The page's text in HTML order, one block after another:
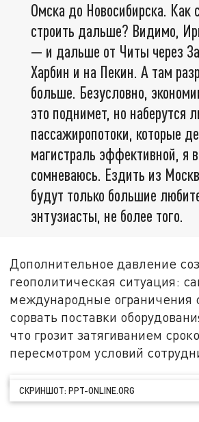
Омска до Новосибирска. Как
строить дальше? Видимо,
— и дальше от Читы через
Харбин и на Пекин. А там
больше. Безусловно,
это поднимет, но наберутся
пассажиропотоки, которые
магистраль эффективной, я
сомневаюсь. Ездить из
будут только большие
энтузиасты, не более того.
Дополнительное давление
геополитическая ситуация:
международные ограничения
сорвать поставки
что грозит затягиванием
пересмотром условий
СКРИНШОТ: PPT-ONLINE.ORG